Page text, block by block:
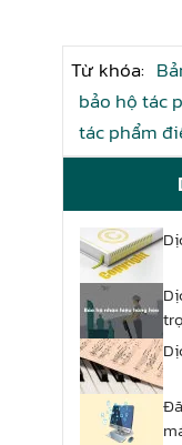
Từ khóa:
bảo hộ tác
tác phẩm